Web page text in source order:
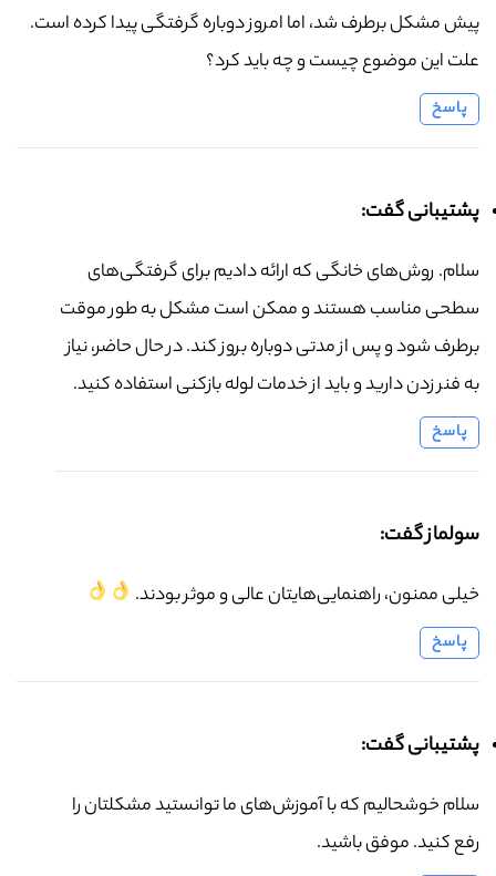
پیش مشکل برطرف شد، اما امروز دوباره گرفتگی پیدا کرده است.
علت این موضوع چیست و چه باید کرد؟
پاسخ
پشتیبانی گفت:
سلام. روش‌های خانگی که ارائه دادیم برای گرفتگی‌های
سطحی مناسب هستند و ممکن است مشکل به طور موقت
برطرف شود و پس از مدتی دوباره بروز کند. در حال حاضر، نیاز
به فنر زدن دارید و باید از خدمات لوله بازکنی استفاده کنید.
پاسخ
سولماز گفت:
خیلی ممنون، راهنمایی‌هایتان عالی و موثر بودند.
پاسخ
پشتیبانی گفت:
سلام خوشحالیم که با آموزش‌های ما توانستید مشکلتان را
رفع کنید. موفق باشید.